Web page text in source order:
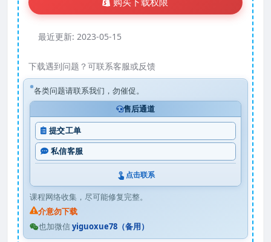
购买下载权限
最近更新: 2023-05-15
下载遇到问题？可联系客服或反馈
各类问题请联系我们，勿催促。
售后通道
提交工单
私信客服
点击联系
课程网络收集，尽可能修复完整。
介意勿下载
也加微信yiguoxue78（备用）